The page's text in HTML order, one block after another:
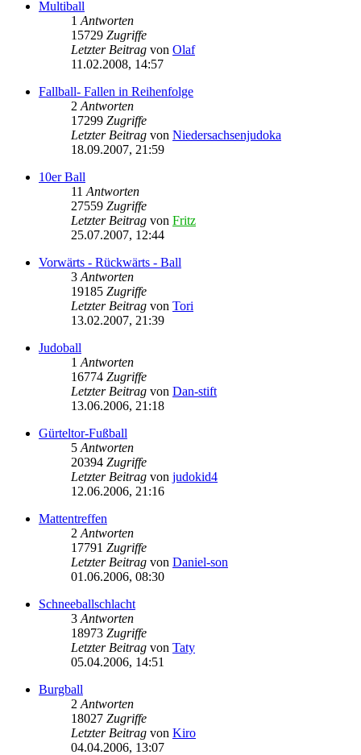
Multiball
1 Antworten
15729 Zugriffe
Letzter Beitrag von Olaf
11.02.2008, 14:57
Fallball- Fallen in Reihenfolge
2 Antworten
17299 Zugriffe
Letzter Beitrag von Niedersachsenjudoka
18.09.2007, 21:59
10er Ball
11 Antworten
27559 Zugriffe
Letzter Beitrag von Fritz
25.07.2007, 12:44
Vorwärts - Rückwärts - Ball
3 Antworten
19185 Zugriffe
Letzter Beitrag von Tori
13.02.2007, 21:39
Judoball
1 Antworten
16774 Zugriffe
Letzter Beitrag von Dan-stift
13.06.2006, 21:18
Gürteltor-Fußball
5 Antworten
20394 Zugriffe
Letzter Beitrag von judokid4
12.06.2006, 21:16
Mattentreffen
2 Antworten
17791 Zugriffe
Letzter Beitrag von Daniel-son
01.06.2006, 08:30
Schneeballschlacht
3 Antworten
18973 Zugriffe
Letzter Beitrag von Taty
05.04.2006, 14:51
Burgball
2 Antworten
18027 Zugriffe
Letzter Beitrag von Kiro
04.04.2006, 13:07